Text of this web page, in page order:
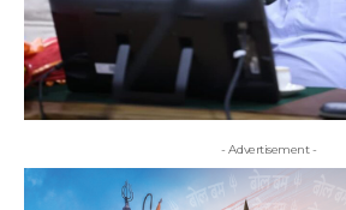
- Advertisement -